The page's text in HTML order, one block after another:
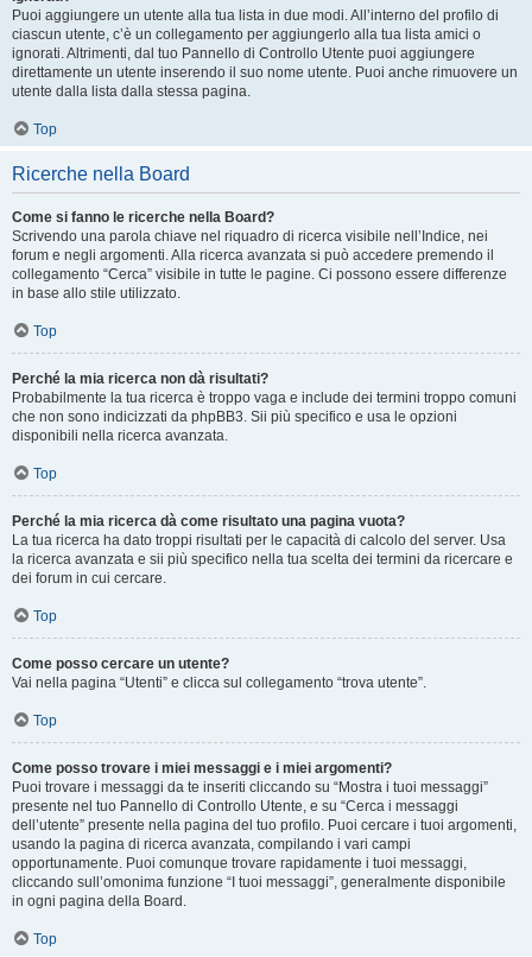
Puoi aggiungere un utente alla tua lista in due modi. All’interno del profilo di
ciascun utente, c’è un collegamento per aggiungerlo alla tua lista amici o
ignorati. Altrimenti, dal tuo Pannello di Controllo Utente puoi aggiungere
direttamente un utente inserendo il suo nome utente. Puoi anche rimuovere un
utente dalla lista dalla stessa pagina.
Top
Ricerche nella Board
Come si fanno le ricerche nella Board?
Scrivendo una parola chiave nel riquadro di ricerca visibile nell’Indice, nei
forum e negli argomenti. Alla ricerca avanzata si può accedere premendo il
collegamento “Cerca” visibile in tutte le pagine. Ci possono essere differenze
in base allo stile utilizzato.
Top
Perché la mia ricerca non dà risultati?
Probabilmente la tua ricerca è troppo vaga e include dei termini troppo comuni
che non sono indicizzati da phpBB3. Sii più specifico e usa le opzioni
disponibili nella ricerca avanzata.
Top
Perché la mia ricerca dà come risultato una pagina vuota?
La tua ricerca ha dato troppi risultati per le capacità di calcolo del server. Usa
la ricerca avanzata e sii più specifico nella tua scelta dei termini da ricercare e
dei forum in cui cercare.
Top
Come posso cercare un utente?
Vai nella pagina “Utenti” e clicca sul collegamento “trova utente”.
Top
Come posso trovare i miei messaggi e i miei argomenti?
Puoi trovare i messaggi da te inseriti cliccando su “Mostra i tuoi messaggi”
presente nel tuo Pannello di Controllo Utente, e su “Cerca i messaggi
dell’utente” presente nella pagina del tuo profilo. Puoi cercare i tuoi argomenti,
usando la pagina di ricerca avanzata, compilando i vari campi
opportunamente. Puoi comunque trovare rapidamente i tuoi messaggi,
cliccando sull’omonima funzione “I tuoi messaggi”, generalmente disponibile
in ogni pagina della Board.
Top